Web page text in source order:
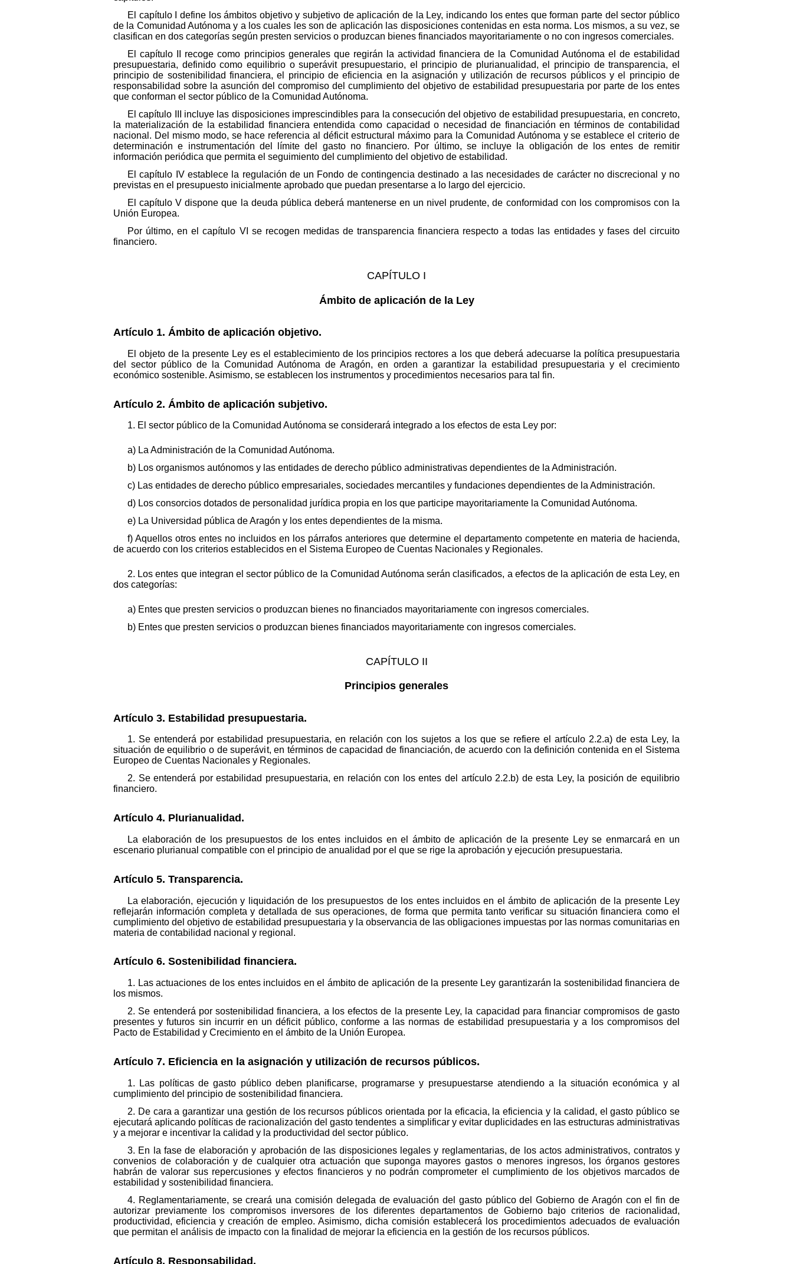
El capítulo I define los ámbitos objetivo y subjetivo de aplicación de la Ley, indicando los entes que forman parte del sector público
de la Comunidad Autónoma y a los cuales les son de aplicación las disposiciones contenidas en esta norma. Los mismos, a su vez, se
clasifican en dos categorías según presten servicios o produzcan bienes financiados mayoritariamente o no con ingresos comerciales.
El capítulo II recoge como principios generales que regirán la actividad financiera de la Comunidad Autónoma el de estabilidad
presupuestaria, definido como equilibrio o superávit presupuestario, el principio de plurianualidad, el principio de transparencia, el
principio de sostenibilidad financiera, el principio de eficiencia en la asignación y utilización de recursos públicos y el principio de
responsabilidad sobre la asunción del compromiso del cumplimiento del objetivo de estabilidad presupuestaria por parte de los entes
que conforman el sector público de la Comunidad Autónoma.
El capítulo III incluye las disposiciones imprescindibles para la consecución del objetivo de estabilidad presupuestaria, en concreto,
la materialización de la estabilidad financiera entendida como capacidad o necesidad de financiación en términos de contabilidad
nacional. Del mismo modo, se hace referencia al déficit estructural máximo para la Comunidad Autónoma y se establece el criterio de
determinación e instrumentación del límite del gasto no financiero. Por último, se incluye la obligación de los entes de remitir
información periódica que permita el seguimiento del cumplimiento del objetivo de estabilidad.
El capítulo IV establece la regulación de un Fondo de contingencia destinado a las necesidades de carácter no discrecional y no
previstas en el presupuesto inicialmente aprobado que puedan presentarse a lo largo del ejercicio.
El capítulo V dispone que la deuda pública deberá mantenerse en un nivel prudente, de conformidad con los compromisos con la
Unión Europea.
Por último, en el capítulo VI se recogen medidas de transparencia financiera respecto a todas las entidades y fases del circuito
financiero.
CAPÍTULO I
Ámbito de aplicación de la Ley
Artículo 1. Ámbito de aplicación objetivo.
El objeto de la presente Ley es el establecimiento de los principios rectores a los que deberá adecuarse la política presupuestaria
del sector público de la Comunidad Autónoma de Aragón, en orden a garantizar la estabilidad presupuestaria y el crecimiento
económico sostenible. Asimismo, se establecen los instrumentos y procedimientos necesarios para tal fin.
Artículo 2. Ámbito de aplicación subjetivo.
1. El sector público de la Comunidad Autónoma se considerará integrado a los efectos de esta Ley por:
a) La Administración de la Comunidad Autónoma.
b) Los organismos autónomos y las entidades de derecho público administrativas dependientes de la Administración.
c) Las entidades de derecho público empresariales, sociedades mercantiles y fundaciones dependientes de la Administración.
d) Los consorcios dotados de personalidad jurídica propia en los que participe mayoritariamente la Comunidad Autónoma.
e) La Universidad pública de Aragón y los entes dependientes de la misma.
f) Aquellos otros entes no incluidos en los párrafos anteriores que determine el departamento competente en materia de hacienda,
de acuerdo con los criterios establecidos en el Sistema Europeo de Cuentas Nacionales y Regionales.
2. Los entes que integran el sector público de la Comunidad Autónoma serán clasificados, a efectos de la aplicación de esta Ley, en
dos categorías:
a) Entes que presten servicios o produzcan bienes no financiados mayoritariamente con ingresos comerciales.
b) Entes que presten servicios o produzcan bienes financiados mayoritariamente con ingresos comerciales.
CAPÍTULO II
Principios generales
Artículo 3. Estabilidad presupuestaria.
1. Se entenderá por estabilidad presupuestaria, en relación con los sujetos a los que se refiere el artículo 2.2.a) de esta Ley, la
situación de equilibrio o de superávit, en términos de capacidad de financiación, de acuerdo con la definición contenida en el Sistema
Europeo de Cuentas Nacionales y Regionales.
2. Se entenderá por estabilidad presupuestaria, en relación con los entes del artículo 2.2.b) de esta Ley, la posición de equilibrio
financiero.
Artículo 4. Plurianualidad.
La elaboración de los presupuestos de los entes incluidos en el ámbito de aplicación de la presente Ley se enmarcará en un
escenario plurianual compatible con el principio de anualidad por el que se rige la aprobación y ejecución presupuestaria.
Artículo 5. Transparencia.
La elaboración, ejecución y liquidación de los presupuestos de los entes incluidos en el ámbito de aplicación de la presente Ley
reflejarán información completa y detallada de sus operaciones, de forma que permita tanto verificar su situación financiera como el
cumplimiento del objetivo de estabilidad presupuestaria y la observancia de las obligaciones impuestas por las normas comunitarias en
materia de contabilidad nacional y regional.
Artículo 6. Sostenibilidad financiera.
1. Las actuaciones de los entes incluidos en el ámbito de aplicación de la presente Ley garantizarán la sostenibilidad financiera de
los mismos.
2. Se entenderá por sostenibilidad financiera, a los efectos de la presente Ley, la capacidad para financiar compromisos de gasto
presentes y futuros sin incurrir en un déficit público, conforme a las normas de estabilidad presupuestaria y a los compromisos del
Pacto de Estabilidad y Crecimiento en el ámbito de la Unión Europea.
Artículo 7. Eficiencia en la asignación y utilización de recursos públicos.
1. Las políticas de gasto público deben planificarse, programarse y presupuestarse atendiendo a la situación económica y al
cumplimiento del principio de sostenibilidad financiera.
2. De cara a garantizar una gestión de los recursos públicos orientada por la eficacia, la eficiencia y la calidad, el gasto público se
ejecutará aplicando políticas de racionalización del gasto tendentes a simplificar y evitar duplicidades en las estructuras administrativas
y a mejorar e incentivar la calidad y la productividad del sector público.
3. En la fase de elaboración y aprobación de las disposiciones legales y reglamentarias, de los actos administrativos, contratos y
convenios de colaboración y de cualquier otra actuación que suponga mayores gastos o menores ingresos, los órganos gestores
habrán de valorar sus repercusiones y efectos financieros y no podrán comprometer el cumplimiento de los objetivos marcados de
estabilidad y sostenibilidad financiera.
4. Reglamentariamente, se creará una comisión delegada de evaluación del gasto público del Gobierno de Aragón con el fin de
autorizar previamente los compromisos inversores de los diferentes departamentos de Gobierno bajo criterios de racionalidad,
productividad, eficiencia y creación de empleo. Asimismo, dicha comisión establecerá los procedimientos adecuados de evaluación
que permitan el análisis de impacto con la finalidad de mejorar la eficiencia en la gestión de los recursos públicos.
Artículo 8. Responsabilidad.